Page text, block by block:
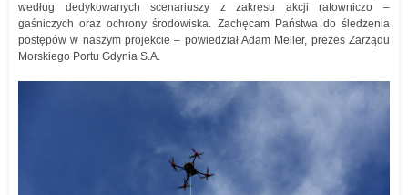
według dedykowanych scenariuszy z zakresu akcji ratowniczo –
gaśniczych oraz ochrony środowiska. Zachęcam Państwa do śledzenia
postępów w naszym projekcie – powiedział Adam Meller, prezes Zarządu
Morskiego Portu Gdynia S.A.